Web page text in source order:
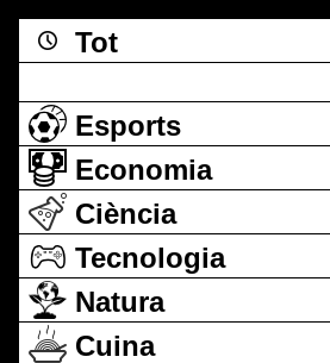
Tot
Esports
Economia
Ciència
Tecnologia
Natura
Cuina